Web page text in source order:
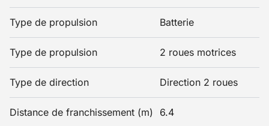
Type de propulsion Batterie
Type de propulsion 2 roues motrices
Type de direction Direction 2 roues
Distance de franchissement (m) 6.4